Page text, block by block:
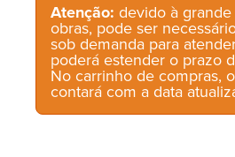
Atenção: devido à
obras, pode ser
sob demanda para
poderá estender o prazo
No carrinho de compras,
contará com a data